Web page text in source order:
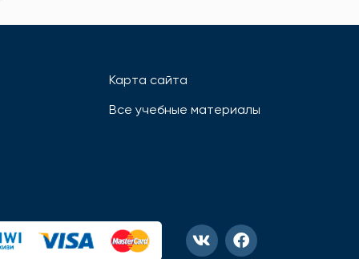
Карта сайта
Все учебные материалы